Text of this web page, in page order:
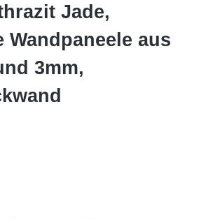
Jade,
Wandpaneele aus
3mm,